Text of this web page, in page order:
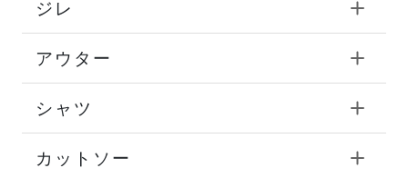
ジレ
アウター
シャツ
カットソー